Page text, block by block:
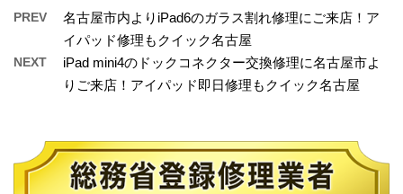
PREV
名古屋市内よりiPad6のガラス割れ修理にご来店！ア
イパッド修理もクイック名古屋
NEXT
iPad mini4のドックコネクター交換修理に名古屋市よ
りご来店！アイパッド即日修理もクイック名古屋